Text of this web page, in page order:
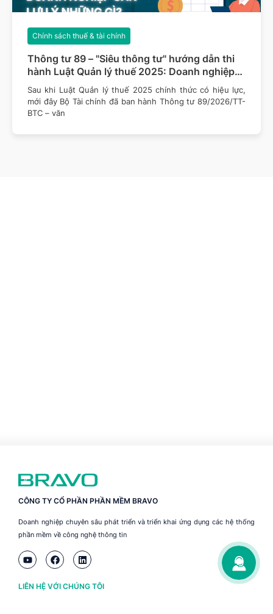
Thông tư 89 – "Siêu thông tư" hướng dẫn thi
hành Luật Quản lý thuế 2025: Doanh nghiệp
cần lưu ý những gì?
Chính sách thuế & tài chính
Sau khi Luật Quản lý thuế 2025 chính thức có hiệu lực,
mới đây Bộ Tài chính đã ban hành Thông tư 89/2026/TT-
BTC – văn
CÔNG TY CỔ PHẦN PHẦN MỀM BRAVO
Doanh nghiệp chuyên sâu phát triển và triển khai ứng dụng các hệ thống
phần mềm về công nghệ thông tin
LIÊN HỆ VỚI CHÚNG TÔI